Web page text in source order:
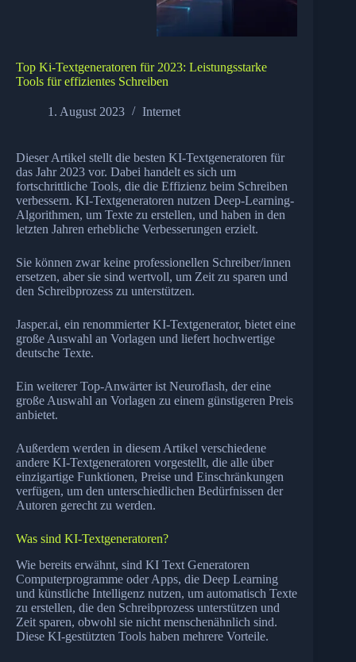
Top Ki-Textgeneratoren für 2023: Leistungsstarke
Tools für effizientes Schreiben
1. August 2023 Internet
Dieser Artikel stellt die besten KI-Textgeneratoren für
das Jahr 2023 vor. Dabei handelt es sich um
fortschrittliche Tools, die die Effizienz beim Schreiben
verbessern. KI-Textgeneratoren nutzen Deep-Learning-
Algorithmen, um Texte zu erstellen, und haben in den
letzten Jahren erhebliche Verbesserungen erzielt.
Sie können zwar keine professionellen Schreiber/innen
ersetzen, aber sie sind wertvoll, um Zeit zu sparen und
den Schreibprozess zu unterstützen.
Jasper.ai, ein renommierter KI-Textgenerator, bietet eine
große Auswahl an Vorlagen und liefert hochwertige
deutsche Texte.
Ein weiterer Top-Anwärter ist Neuroflash, der eine
große Auswahl an Vorlagen zu einem günstigeren Preis
anbietet.
Außerdem werden in diesem Artikel verschiedene
andere KI-Textgeneratoren vorgestellt, die alle über
einzigartige Funktionen, Preise und Einschränkungen
verfügen, um den unterschiedlichen Bedürfnissen der
Autoren gerecht zu werden.
Was sind KI-Textgeneratoren?
Wie bereits erwähnt, sind KI Text Generatoren
Computerprogramme oder Apps, die Deep Learning
und künstliche Intelligenz nutzen, um automatisch Texte
zu erstellen, die den Schreibprozess unterstützen und
Zeit sparen, obwohl sie nicht menschenähnlich sind.
Diese KI-gestützten Tools haben mehrere Vorteile.